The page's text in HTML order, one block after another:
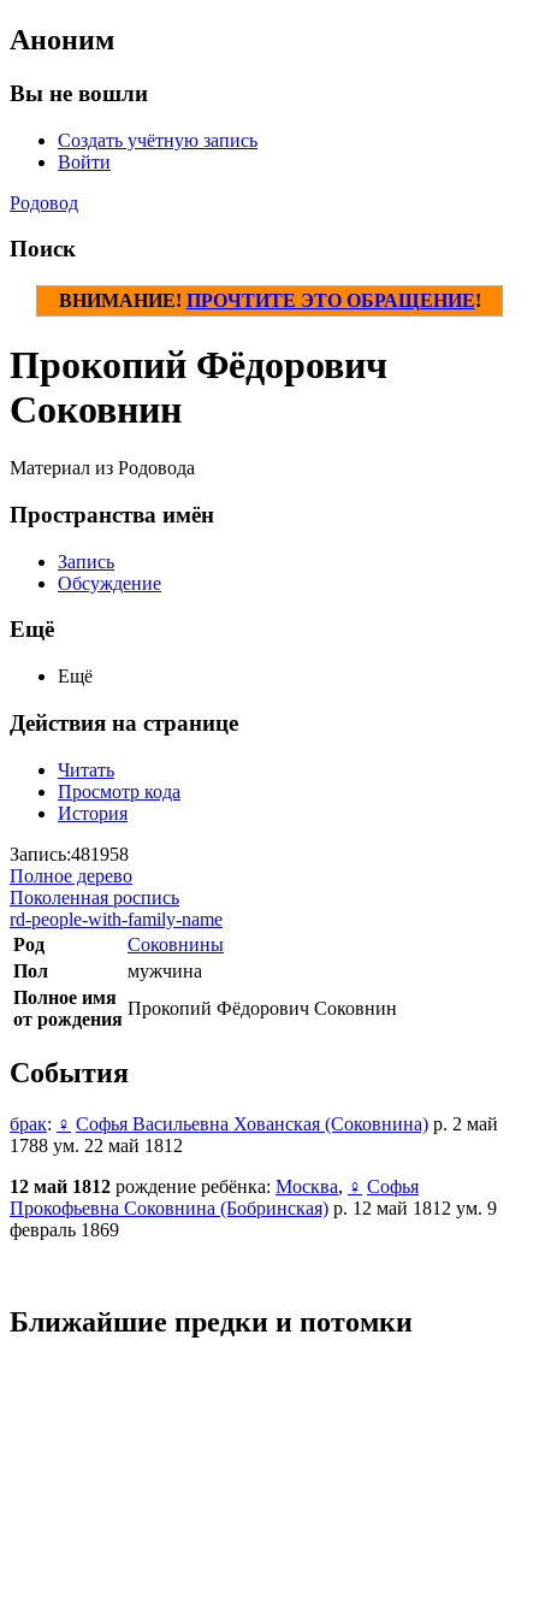
Аноним
Вы не вошли
Создать учётную запись
Войти
Родовод
Поиск
ВНИМАНИЕ! ПРОЧТИТЕ ЭТО ОБРАЩЕНИЕ!
Прокопий Фёдорович
Соковнин
Материал из Родовода
Пространства имён
Запись
Обсуждение
Ещё
Ещё
Действия на странице
Читать
Просмотр кода
История
Запись:481958
Полное дерево
Поколенная роспись
rd-people-with-family-name
Род
Соковнины
Пол
мужчина
Полное имя
от рождения
Прокопий Фёдорович Соковнин
События
брак: ♀ Софья Васильевна Хованская (Соковнина) р. 2 май
1788 ум. 22 май 1812
12 май 1812 рождение ребёнка: Москва, ♀ Софья
Прокофьевна Соковнина (Бобринская) р. 12 май 1812 ум. 9
февраль 1869
Ближайшие предки и потомки